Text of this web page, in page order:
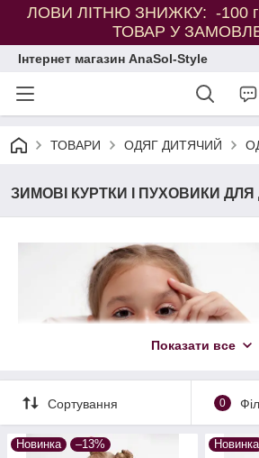
ЛОВИ ЛІТНЮ ЗНИЖКУ: -100
ТОВАР У
Інтернет магазин AnaSol-Style
ТОВАРИ ОДЯГ ДИТЯЧИЙ
ЗИМОВІ КУРТКИ І ПУХОВИКИ ДЛЯ
Показати все
Сортування 0
Новинка –13% Новинка